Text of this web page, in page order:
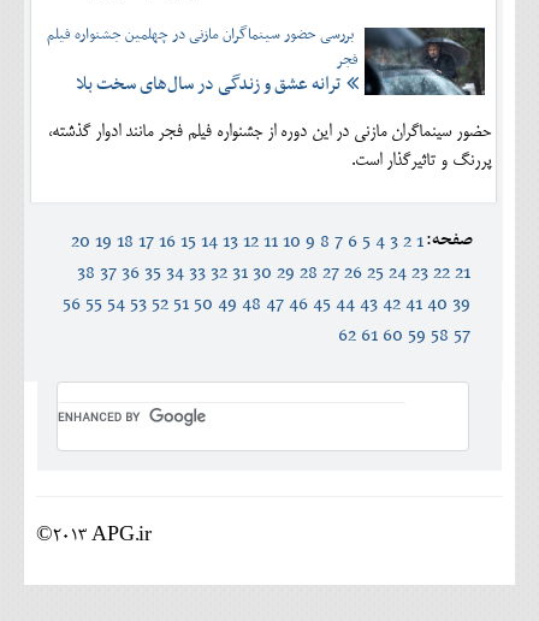
بررسی حضور سینماگران مازنی در چهلمین جشنواره فیلم
فجر
ترانه عشق و زندگی در سال‌های سخت بلا
حضور سینماگران مازنی در این دوره از جشنواره فیلم فجر مانند ادوار گذشته،
پررنگ و تاثیرگذار است.
صفحه:1
2
3
4
5
6
7
8
9
10
11
12
13
14
15
16
17
18
19
20
21
22
23
24
25
26
27
28
29
30
31
32
33
34
35
36
37
38
39
40
41
42
43
44
45
46
47
48
49
50
51
52
53
54
55
56
57
58
59
60
61
62
©2013 APG.ir